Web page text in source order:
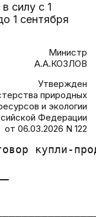
силу с 1
1 сентября
Министр
А.А.КОЗЛОВ
Утвержден
природных
и экологии
Федерации
от 06.03.2026 N 122
купли-